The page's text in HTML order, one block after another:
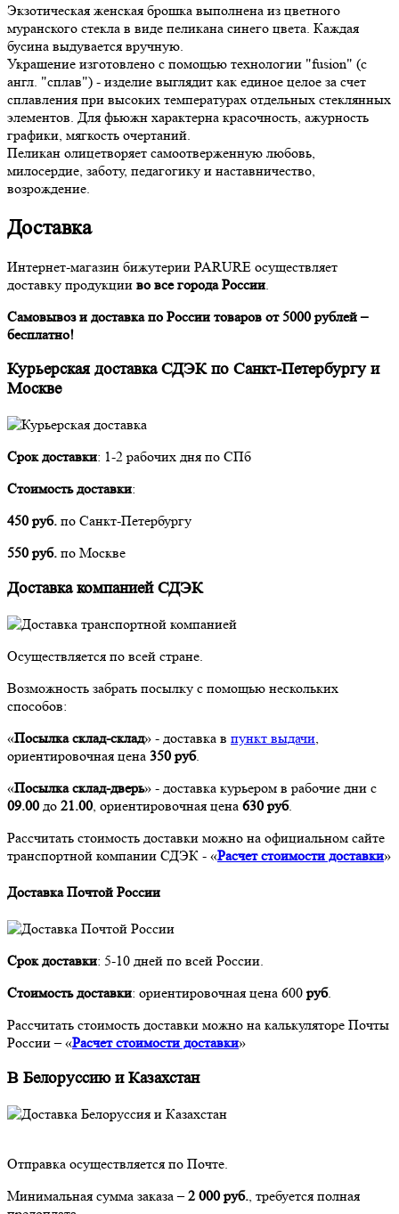
Экзотическая женская брошка выполнена из цветного
муранского стекла в виде пеликана синего цвета. Каждая
бусина выдувается вручную.
Украшение изготовлено с помощью технологии "fusion" (с
англ. "сплав") - изделие выглядит как единое целое за счет
сплавления при высоких температурах отдельных стеклянных
элементов. Для фьюжн характерна красочность, ажурность
графики, мягкость очертаний.
Пеликан олицетворяет самоотверженную любовь,
милосердие, заботу, педагогику и наставничество,
возрождение.
Доставка
Интернет-магазин бижутерии PARURE осуществляет
доставку продукции во все города России
Самовывоз и доставка по России товаров от 5000 рублей –
бесплатно!
Курьерская доставка СДЭК по Санкт-Петербургу и
Москве
Срок доставки: 1-2 рабочих дня по СПб
Стоимость доставки:
450 руб. по Санкт-Петербургу
550 руб. по Москве
Доставка компанией СДЭК
Осуществляется по всей стране.
Возможность забрать посылку с помощью нескольких
способов:
«Посылка склад-склад» - доставка в пункт выдачи
ориентировочная цена 350 руб.
«Посылка склад-дверь» - доставка курьером в рабочие дни с
09.00 до 21.00 , ориентировочная цена 630 руб.
Рассчитать стоимость доставки можно на официальном сайте
транспортной компании СДЭК - «Расчет стоимости доставки»
Доставка Почтой России
Срок доставки: 5-10 дней по всей России.
Стоимость доставки: ориентировочная цена 600 руб.
Рассчитать стоимость доставки можно на калькуляторе Почты
России – «Расчет стоимости доставки»
В Белоруссию и Казахстан
Отправка осуществляется по Почте.
Минимальная сумма заказа –2 000 руб. , требуется полная